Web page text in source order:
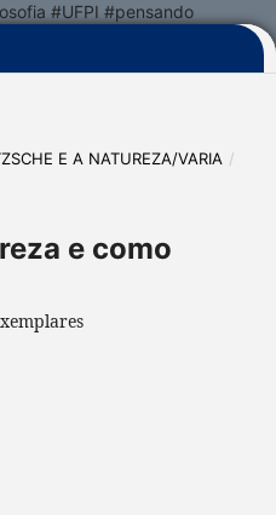
#UFPI #pensando
E A NATUREZA/VARIA /
e como